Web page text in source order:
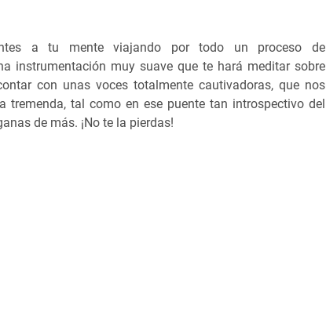
a tu mente viajando por todo un proceso de
instrumentación muy suave que te hará meditar sobre
con unas voces totalmente cautivadoras, que nos
tal como en ese puente tan introspectivo del
de más. ¡No te la pierdas!